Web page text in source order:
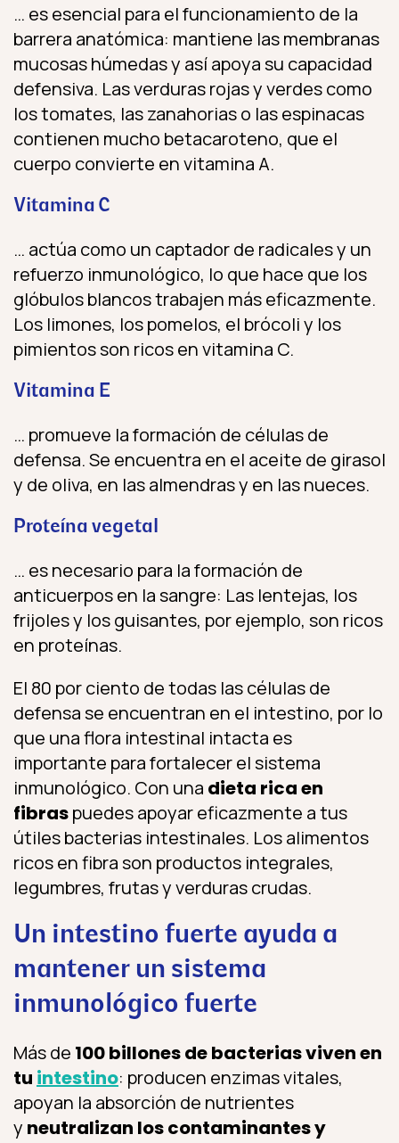
… es esencial para el funcionamiento de la
barrera anatómica: mantiene las membranas
mucosas húmedas y así apoya su capacidad
defensiva. Las verduras rojas y verdes como
los tomates, las zanahorias o las espinacas
contienen mucho betacaroteno, que el
cuerpo convierte en vitamina A.
Vitamina C
… actúa como un captador de radicales y un
refuerzo inmunológico, lo que hace que los
glóbulos blancos trabajen más eficazmente.
Los limones, los pomelos, el brócoli y los
pimientos son ricos en vitamina C.
Vitamina E
… promueve la formación de células de
defensa. Se encuentra en el aceite de girasol
y de oliva, en las almendras y en las nueces.
Proteína vegetal
… es necesario para la formación de
anticuerpos en la sangre: Las lentejas, los
frijoles y los guisantes, por ejemplo, son ricos
en proteínas.
El 80 por ciento de todas las células de
defensa se encuentran en el intestino, por lo
que una flora intestinal intacta es
importante para fortalecer el sistema
inmunológico. Con una dieta rica en
fibraspuedes apoyar eficazmente a tus
útiles bacterias intestinales. Los alimentos
ricos en fibra son productos integrales,
legumbres, frutas y verduras crudas.
Un intestino fuerte ayuda a
mantener un sistema
inmunológico fuerte
Más de 100 billones de bacterias viven en
tu intestino: producen enzimas vitales,
apoyan la absorción de nutrientes
y neutralizan los contaminantes y